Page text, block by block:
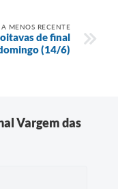
MENOS RECENTE
de final
(14/6)
Vargem das